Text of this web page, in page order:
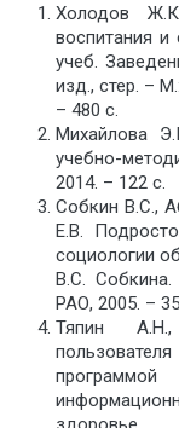
Холодов
воспитания
учеб.
изд., стер. –
– 480 с.
Михайлова
учебно-
2014. – 122 с.
Собкин В.С.,
Е.В.
социологии
В.С.
РАО, 2005. –
Тяпин